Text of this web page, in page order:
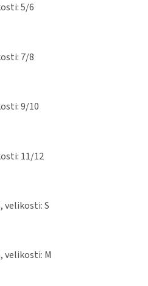
5/6
7/8
9/10
11/12
velikosti: S
velikosti: M